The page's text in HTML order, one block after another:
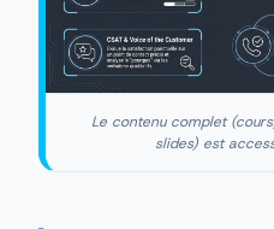
Le contenu complet
slides) est